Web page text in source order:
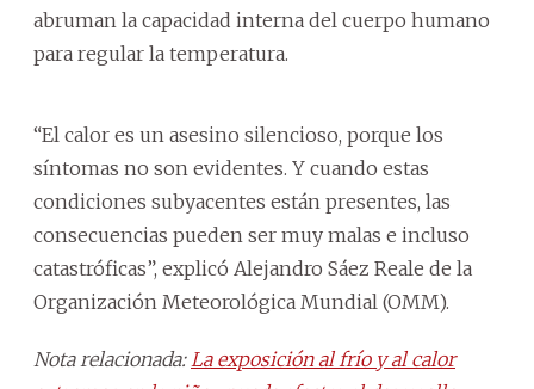
abruman la capacidad interna del cuerpo humano
para regular la temperatura.
“El calor es un asesino silencioso, porque los
síntomas no son evidentes. Y cuando estas
condiciones subyacentes están presentes, las
consecuencias pueden ser muy malas e incluso
catastróficas”, explicó Alejandro Sáez Reale de la
Organización Meteorológica Mundial (OMM).
Nota relacionada: La exposición al frío y al calor